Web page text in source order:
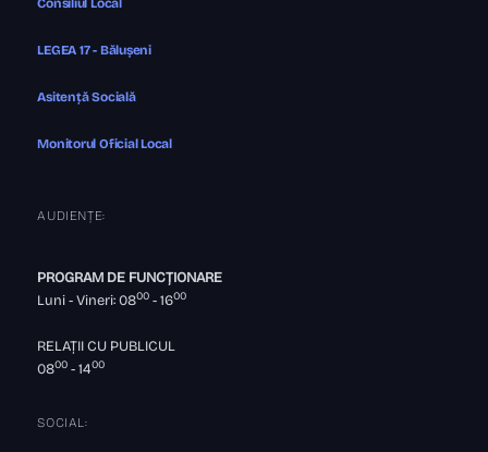
Consiliul Local
LEGEA 17 - Bălușeni
Asitență Socială
Monitorul Oficial Local
AUDIENȚE:
PROGRAM DE FUNCȚIONARE
Luni - Vineri: 0800 - 1600
RELAȚII CU PUBLICUL
0800 - 1400
SOCIAL: